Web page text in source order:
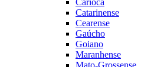
Catarinense
Cearense
Gaúcho
Goiano
Maranhense
Mato-Grossense